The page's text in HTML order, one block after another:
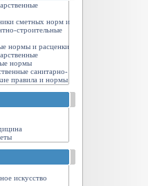
сметных норм и
строительные
нормы и расценки
нормы
санитарно-
правила и нормы
искусство